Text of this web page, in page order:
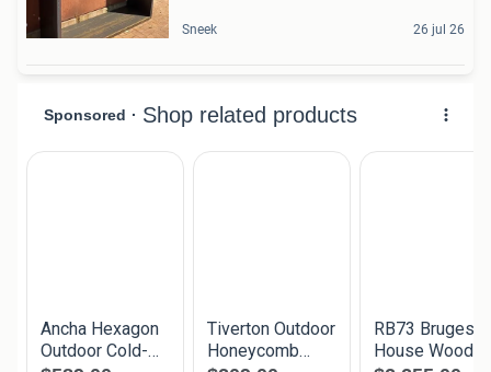
Sneek 26 jul 26